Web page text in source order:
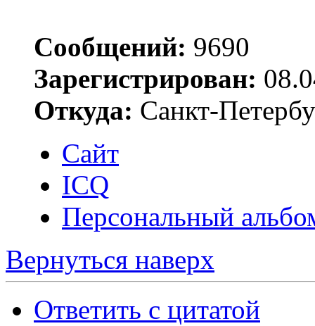
Сообщений: 9690
Зарегистрирован:
Откуда: Санкт-
Сайт
ICQ
Персональный
Вернуться наверх
Ответить с цитатой